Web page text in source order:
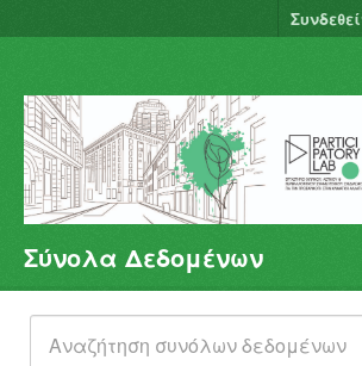
Σύνολα Δεδομένων
Φορείς
Ομάδες
Σύνολα Δεδομένων